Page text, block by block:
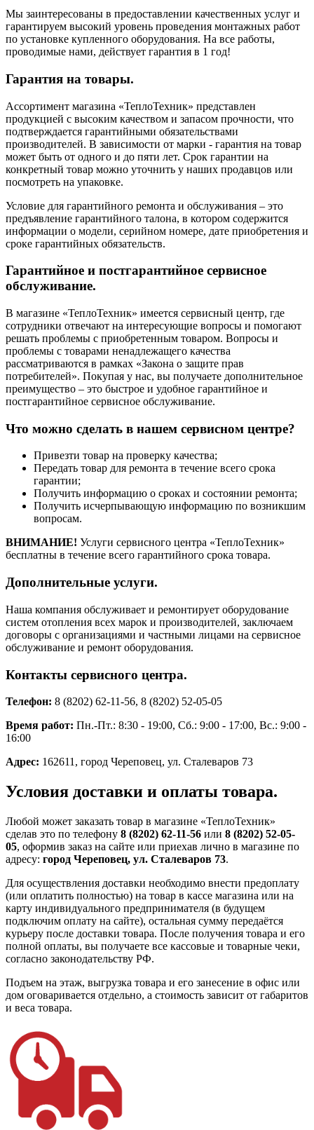
Мы заинтересованы в предоставлении качественных услуг и
гарантируем высокий уровень проведения монтажных работ
по установке купленного оборудования. На все работы,
проводимые нами, действует гарантия в 1 год!
Гарантия на товары.
Ассортимент магазина «ТеплоТехник» представлен
продукцией с высоким качеством и запасом прочности, что
подтверждается гарантийными обязательствами
производителей. В зависимости от марки - гарантия на товар
может быть от одного и до пяти лет. Срок гарантии на
конкретный товар можно уточнить у наших продавцов или
посмотреть на упаковке.
Условие для гарантийного ремонта и обслуживания – это
предъявление гарантийного талона, в котором содержится
информации о модели, серийном номере, дате приобретения и
сроке гарантийных обязательств.
Гарантийное и постгарантийное сервисное
обслуживание.
В магазине «ТеплоТехник» имеется сервисный центр, где
сотрудники отвечают на интересующие вопросы и помогают
решать проблемы с приобретенным товаром. Вопросы и
проблемы с товарами ненадлежащего качества
рассматриваются в рамках «Закона о защите прав
потребителей». Покупая у нас, вы получаете дополнительное
преимущество – это быстрое и удобное гарантийное и
постгарантийное сервисное обслуживание.
Что можно сделать в нашем сервисном центре?
Привезти товар на проверку качества;
Передать товар для ремонта в течение всего срока
гарантии;
Получить информацию о сроках и состоянии ремонта;
Получить исчерпывающую информацию по возникшим
вопросам.
ВНИМАНИЕ! Услуги сервисного центра «ТеплоТехник»
бесплатны в течение всего гарантийного срока товара.
Дополнительные услуги.
Наша компания обслуживает и ремонтирует оборудование
систем отопления всех марок и производителей, заключаем
договоры с организациями и частными лицами на сервисное
обслуживание и ремонт оборудования.
Контакты сервисного центра.
Телефон: 8 (8202) 62-11-56, 8 (8202) 52-05-05
Время работ: Пн.-Пт.: 8:30 - 19:00, Сб.: 9:00 - 17:00, Вс.: 9:00 -
16:00
Адрес: 162611, город Череповец, ул. Сталеваров 73
Условия доставки и оплаты товара.
Любой может заказать товар в магазине «ТеплоТехник»
сделав это по телефону 8 (8202) 62-11-56 или 8 (8202) 52-05-
05, оформив заказ на сайте или приехав лично в магазине по
адресу: город Череповец, ул. Сталеваров 73.
Для осуществления доставки необходимо внести предоплату
(или оплатить полностью) на товар в кассе магазина или на
карту индивидуального предпринимателя (в будущем
подключим оплату на сайте), остальная сумму передаётся
курьеру после доставки товара. После получения товара и его
полной оплаты, вы получаете все кассовые и товарные чеки,
согласно законодательству РФ.
Подъем на этаж, выгрузка товара и его занесение в офис или
дом оговаривается отдельно, а стоимость зависит от габаритов
и веса товара.